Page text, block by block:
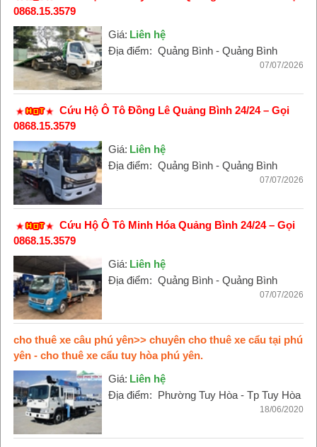
0868.15.3579
Giá: Liên hệ
Địa điểm: Quảng Bình - Quảng Bình
07/07/2026
Cứu Hộ Ô Tô Đồng Lê Quảng Bình 24/24 – Gọi
0868.15.3579
Giá: Liên hệ
Địa điểm: Quảng Bình - Quảng Bình
07/07/2026
Cứu Hộ Ô Tô Minh Hóa Quảng Bình 24/24 – Gọi
0868.15.3579
Giá: Liên hệ
Địa điểm: Quảng Bình - Quảng Bình
07/07/2026
cho thuê xe câu phú yên>> chuyên cho thuê xe cẩu tại phú
yên - cho thuê xe cẩu tuy hòa phú yên.
Giá: Liên hệ
Địa điểm: Phường Tuy Hòa - Tp Tuy Hòa
18/06/2020